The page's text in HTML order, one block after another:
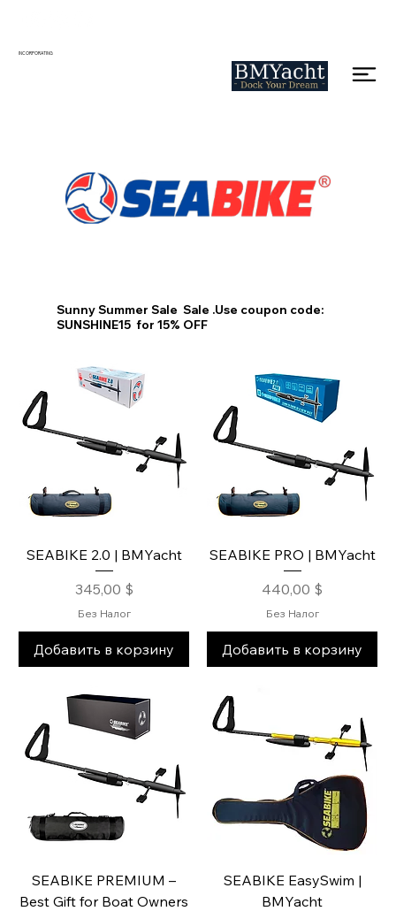
INCORPORATING
Sunny Summer Sale Sale .Use coupon code:
SUNSHINE15 for 15% OFF
SEABIKE 2.0 | BMYacht
Цена
345,00 $
Без Налог
Добавить в корзину
SEABIKE PRO | BMYacht
Цена
440,00 $
Без Налог
Добавить в корзину
SEABIKE PREMIUM –
Best Gift for Boat Owners
SEABIKE EasySwim |
BMYacht